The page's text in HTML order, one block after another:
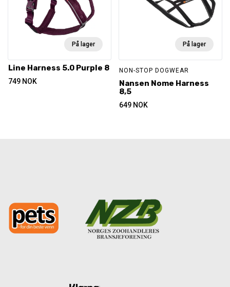
På lager
Line Harness 5.0 Purple 8
749 NOK
På lager
NON-STOP DOGWEAR
Nansen Nome Harness
8,5
649 NOK